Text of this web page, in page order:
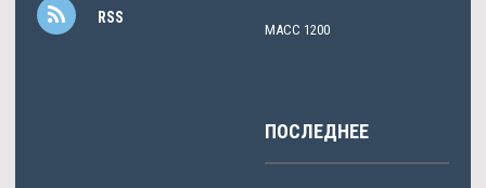
RSS
МАСС 1200
ПОСЛЕДНЕЕ